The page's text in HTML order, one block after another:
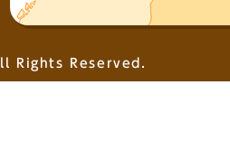
Rights Reserved.